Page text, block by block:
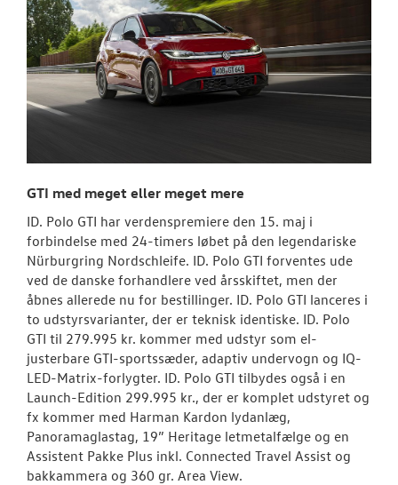
GTI med meget eller meget mere
ID. Polo GTI har verdenspremiere den 15. maj i
forbindelse med 24-timers løbet på den legendariske
Nürburgring Nordschleife. ID. Polo GTI forventes ude
ved de danske forhandlere ved årsskiftet, men der
åbnes allerede nu for bestillinger. ID. Polo GTI lanceres i
to udstyrsvarianter, der er teknisk identiske. ID. Polo
GTI til 279.995 kr. kommer med udstyr som el-
justerbare GTI-sportssæder, adaptiv undervogn og IQ-
LED-Matrix-forlygter. ID. Polo GTI tilbydes også i en
Launch-Edition 299.995 kr., der er komplet udstyret og
fx kommer med Harman Kardon lydanlæg,
Panoramaglastag, 19” Heritage letmetalfælge og en
Assistent Pakke Plus inkl. Connected Travel Assist og
bakkammera og 360 gr. Area View.